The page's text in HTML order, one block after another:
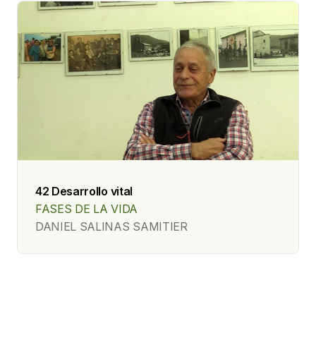
42 Desarrollo vital
FASES DE LA VIDA
DANIEL SALINAS SAMITIER